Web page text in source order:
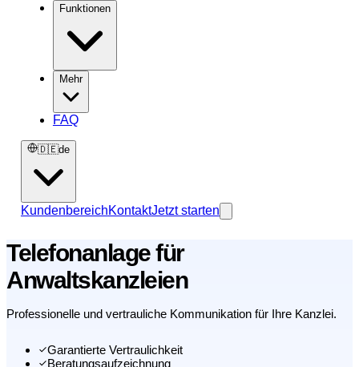
Funktionen
Mehr
FAQ
🇩🇪de
KundenbereichKontaktJetzt starten
Telefonanlage für
Anwaltskanzleien
Professionelle und vertrauliche Kommunikation für Ihre Kanzlei.
Garantierte Vertraulichkeit
Beratungsaufzeichnung